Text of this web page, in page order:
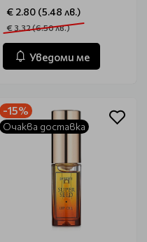
€ 2.80 (5.48 лв.)
€ 3.32 (6.50 лв.)
Уведоми ме
-15%
Очаква доставка